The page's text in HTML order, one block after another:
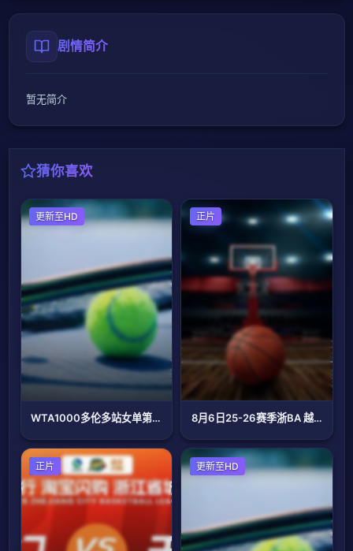
剧情简介
暂无简介
猜你喜欢
网球
更新至HD
WTA1000多伦多站女单第一轮：马里诺VS森梅兹
篮球
正片
8月6日25-26赛季浙BA 越城79VS86上虞
篮球
正片 网球
更新至HD